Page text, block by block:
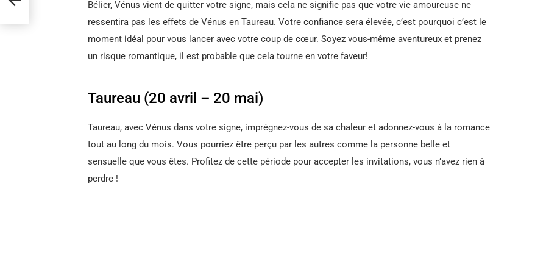
Bélier, Vénus vient de quitter votre signe, mais cela ne signifie pas que votre vie amoureuse ne
ressentira pas les effets de Vénus en Taureau. Votre confiance sera élevée, c’est pourquoi c’est le
moment idéal pour vous lancer avec votre coup de cœur. Soyez vous-même aventureux et prenez
un risque romantique, il est probable que cela tourne en votre faveur!
Taureau (20 avril – 20 mai)
Taureau, avec Vénus dans votre signe, imprégnez-vous de sa chaleur et adonnez-vous à la romance
tout au long du mois. Vous pourriez être perçu par les autres comme la personne belle et
sensuelle que vous êtes. Profitez de cette période pour accepter les invitations, vous n’avez rien à
perdre !